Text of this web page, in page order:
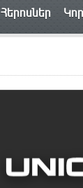
Հերոսներ